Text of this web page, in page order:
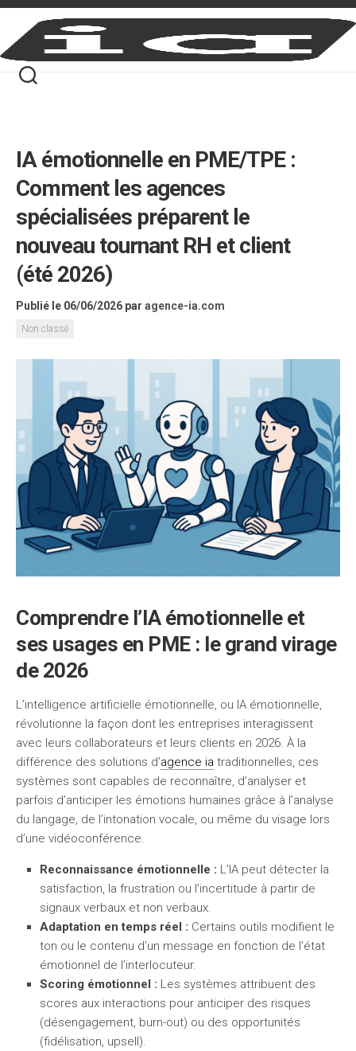
Skip
content
IA émotionnelle en PME/TPE :
Comment les agences
spécialisées préparent le
nouveau tournant RH et client
(été 2026)
Publié le 06/06/2026 par agence-ia.com
Non classé
Comprendre l’IA émotionnelle et
ses usages en PME : le grand virage
de 2026
L’intelligence artificielle émotionnelle, ou IA émotionnelle,
révolutionne la façon dont les entreprises interagissent
avec leurs collaborateurs et leurs clients en 2026. À la
différence des solutions d’agence ia traditionnelles, ces
systèmes sont capables de reconnaître, d’analyser et
parfois d’anticiper les émotions humaines grâce à l’analyse
du langage, de l’intonation vocale, ou même du visage lors
d’une vidéoconférence.
Reconnaissance émotionnelle : L’IA peut détecter la
satisfaction, la frustration ou l’incertitude à partir de
signaux verbaux et non verbaux.
Adaptation en temps réel : Certains outils modifient le
ton ou le contenu d’un message en fonction de l’état
émotionnel de l’interlocuteur.
Scoring émotionnel : Les systèmes attribuent des
scores aux interactions pour anticiper des risques
(désengagement, burn-out) ou des opportunités
(fidélisation, upsell).